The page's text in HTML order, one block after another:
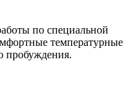
по специальной
температурные
пробуждения.